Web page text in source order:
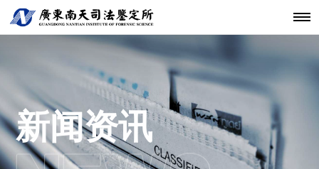
机构简介
发展历程
核心团队
机构文化
分支机构
鉴定范围
鉴定指南
法规标准
法医类鉴定
物证类鉴定
声像资料类
鉴定
文件形成时
间鉴定
南天动态
通知公告
行业动态
中心简介
开放课题
联系我们
新闻资讯